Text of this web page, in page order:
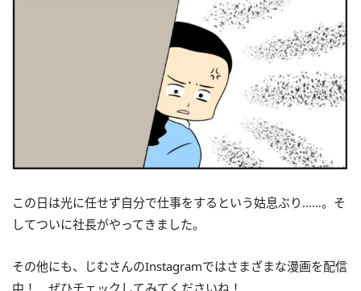
この日は光に任せず自分で仕事をするという姑息ぶり……。そ
してついに社長がやってきました。
その他にも、じむさんのInstagramではさまざまな漫画を配信
中！ ぜひチェックしてみてくださいね！